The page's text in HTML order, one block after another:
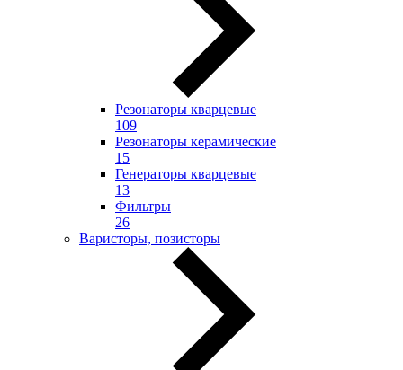
Резонаторы кварцевые
109
Резонаторы керамические
15
Генераторы кварцевые
13
Фильтры
26
Варисторы, позисторы